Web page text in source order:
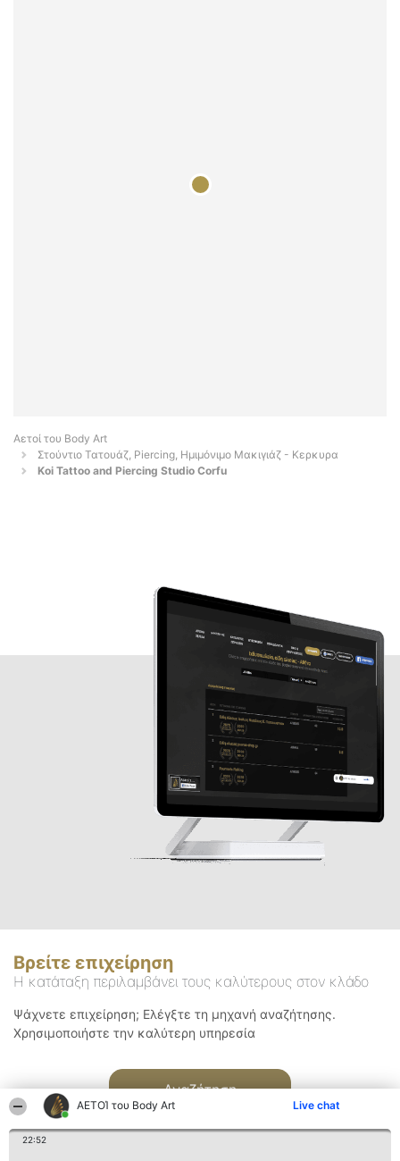
ΑΕΤΟΊ του Body Art Live chat
22:52
Αετοί του Body Art
Στούντιο Τατουάζ, Piercing, Ημιμόνιμο Μακιγιάζ - Κερκυρα
Koi Tattoo and Piercing Studio Corfu
Βρείτε επιχείρηση
Η κατάταξη περιλαμβάνει τους καλύτερους στον κλάδο
Ψάχνετε επιχείρηση; Ελέγξτε τη μηχανή αναζήτησης.
Χρησιμοποιήστε την καλύτερη υπηρεσία
Αναζήτηση